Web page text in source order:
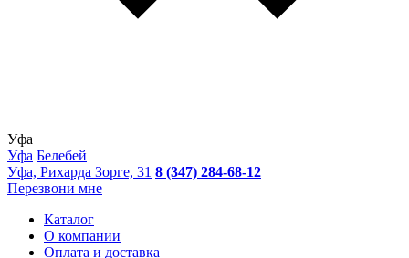
Уфа
Уфа Белебей
Уфа, Рихарда Зорге, 31 8 (347) 284-68-12
Перезвони мне
Каталог
О компании
Оплата и доставка